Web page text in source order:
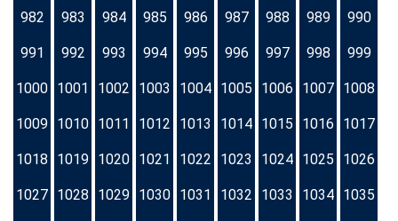
982 983 984 985 986 987 988 989 990
991 992 993 994 995 996 997 998 999
1000 1001 1002 1003 1004 1005 1006 1007 1008
1009 1010 1011 1012 1013 1014 1015 1016 1017
1018 1019 1020 1021 1022 1023 1024 1025 1026
1027 1028 1029 1030 1031 1032 1033 1034 1035